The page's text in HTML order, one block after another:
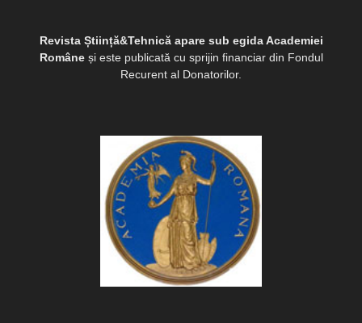
Revista Știință&Tehnică apare sub egida Academiei
Româneși este publicată cu sprijin financiar din Fondul
Recurent al Donatorilor.